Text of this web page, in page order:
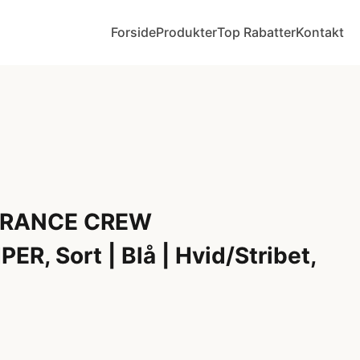
ForsideProdukterTop RabatterKontakt
CREW
Sort | Blå | Hvid/Stribet,